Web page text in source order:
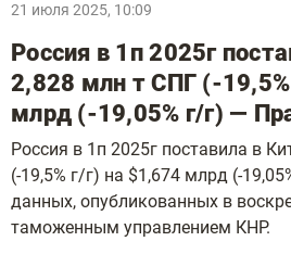
21 июля 2025, 10:09
Россия в 1п 2025г
2,828 млн т СПГ (-
млрд (-19,05% г/г) —
Россия в 1п 2025г поставила в
(-19,5% г/г) на $1,674 млрд (-
данных, опубликованных в
таможенным управлением КНР.